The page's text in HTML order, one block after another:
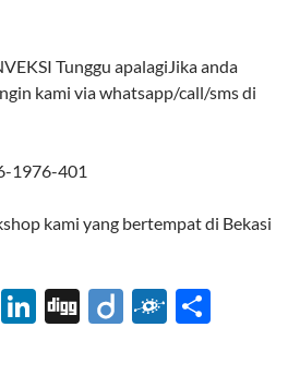
Tunggu apalagiJika anda
kami via whatsapp/call/sms di
1976-401
kami yang bertempat di Bekasi
T
Li
Di Di F